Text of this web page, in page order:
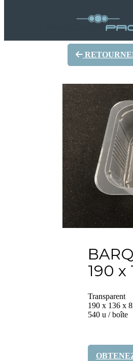
190 x
Transparent
190 x 136 x
540 u / boîte